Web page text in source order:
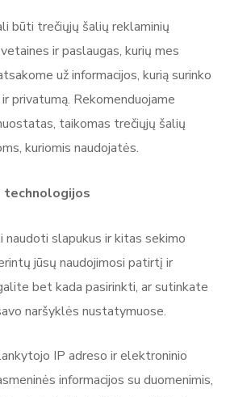
būti trečiųjų šalių reklaminių
ir paslaugas, kurių mes
už informacijos, kurią surinko
privatumą. Rekomenduojame
taikomas trečiųjų šalių
kuriomis naudojatės.
technologijos
naudoti slapukus ir kitas sekimo
jūsų naudojimosi patirtį ir
bet kada pasirinkti, ar sutinkate
naršyklės nustatymuose.
IP adreso ir elektroninio
informacijos su duomenimis,